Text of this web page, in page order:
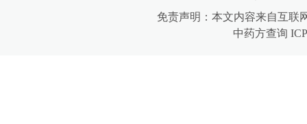
免责声明：本文内容来自互联
中药方查询